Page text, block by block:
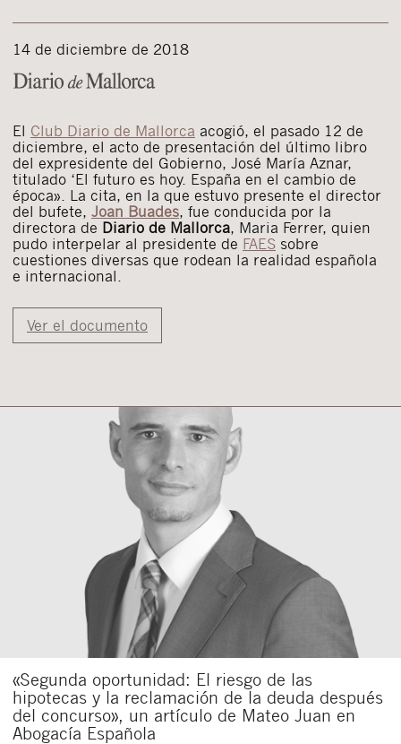
14 de diciembre de 2018
El Club Diario de Mallorca acogió, el pasado 12 de
diciembre, el acto de presentación del último libro
del expresidente del Gobierno, José María Aznar,
titulado ‘El futuro es hoy. España en el cambio de
época». La cita, en la que estuvo presente el director
del bufete, Joan Buades, fue conducida por la
directora de Diario de Mallorca, Maria Ferrer, quien
pudo interpelar al presidente de FAES sobre
cuestiones diversas que rodean la realidad española
e internacional.
Ver el documento
«Segunda oportunidad: El riesgo de las
hipotecas y la reclamación de la deuda después
del concurso», un artículo de Mateo Juan en
Abogacía Española